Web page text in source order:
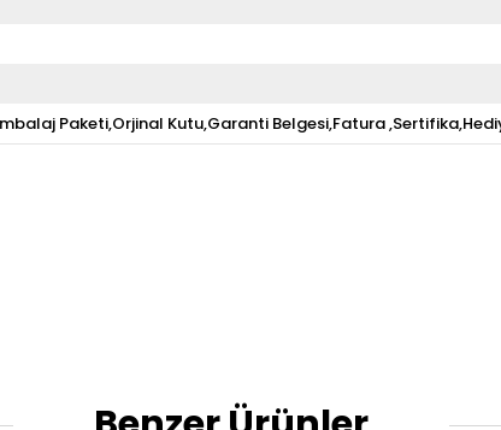
Paketi,Orjinal Kutu,Garanti Belgesi,Fatura